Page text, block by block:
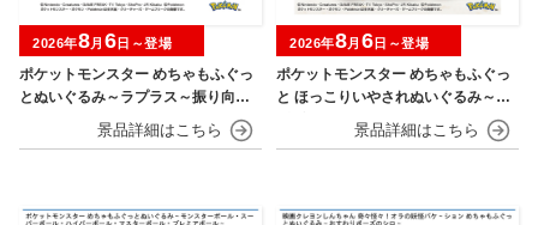
ポケットモンスター めちゃもふぐっ
とぬいぐるみ～ラプラス～振り向きv
2026年8月 6日～登場
ポケットモンスター めちゃもふぐっ
と ほっこりいやされぬいぐるみ～カ
2026年8月 6日～登場